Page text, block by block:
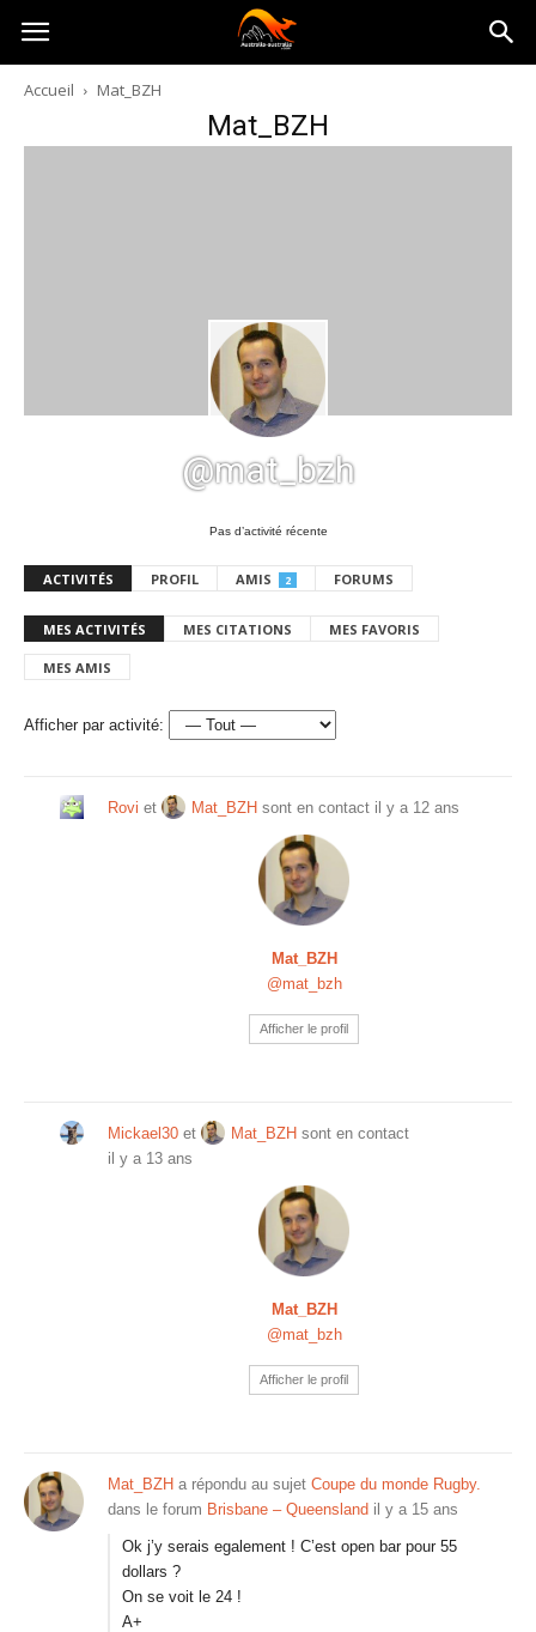
Australia-
australie.com
Accueil Mat_BZH
Mat_BZH
@mat_bzh
Pas d’activité récente
ACTIVITÉS PROFIL AMIS 2 FORUMS
MES ACTIVITÉS MES CITATIONS MES FAVORIS
MES AMIS
Afficher par activité:
Rovi et Mat_BZH sont en contact il y a 12 ans
Mat_BZH
@mat_bzh
Afficher le profil
Mickael30 et Mat_BZH sont en contact
il y a 13 ans
Mat_BZH
@mat_bzh
Afficher le profil
Mat_BZH a répondu au sujet Coupe du monde Rugby.
dans le forum Brisbane – Queensland il y a 15 ans
Ok j’y serais egalement ! C’est open bar pour 55
dollars ?
On se voit le 24 !
A+